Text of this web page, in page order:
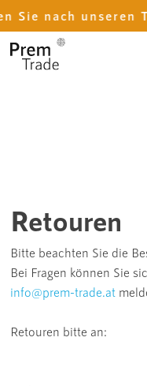
Sie nach unseren
Retouren
Bitte beachten Sie die
Bei Fragen können Sie
info@prem-trade.at
Retouren bitte an: